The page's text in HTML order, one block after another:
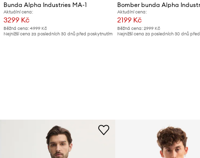
Bunda Alpha Industries MA-1
Aktuální cena:
3299 Kč
Běžná cena: 4999 Kč
Nejnižší cena za posledních 30 dnů před poskytnutím
Aktuální cena:
2199 Kč
Běžná cena: 2999 Kč
Nejnižší cena za posledních 30 dnů